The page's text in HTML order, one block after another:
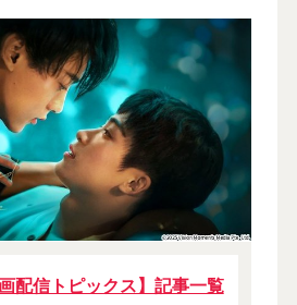
配信トピックス】記事一覧